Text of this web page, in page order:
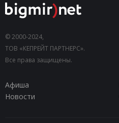
© 2000-2024,
ТОВ «КЕПРЕЙТ ПАРТНЕРС».
Все права защищены.
Афиша
Новости